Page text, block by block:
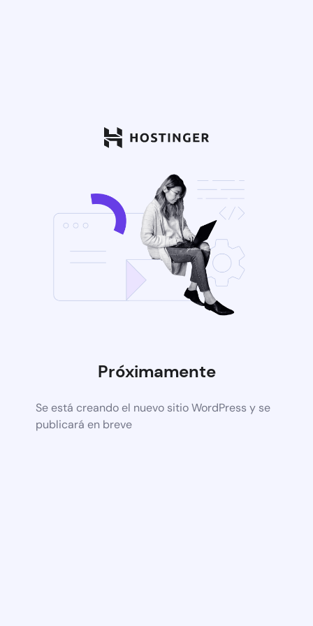
Próximamente
Se está creando el nuevo sitio WordPress y se
publicará en breve